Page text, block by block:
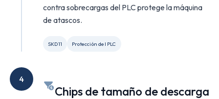
contra sobrecargas del PLC protege la máquina
de atascos.
SKD11 Protección del PLC
4
Chips de tamaño de descarga